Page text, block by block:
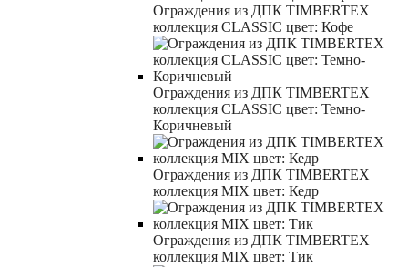
Ограждения из ДПК TIMBERTEX
коллекция CLASSIC цвет: Кофе
Ограждения из ДПК TIMBERTEX
коллекция CLASSIC цвет: Темно-
Коричневый
Ограждения из ДПК TIMBERTEX
коллекция MIX цвет: Кедр
Ограждения из ДПК TIMBERTEX
коллекция MIX цвет: Тик